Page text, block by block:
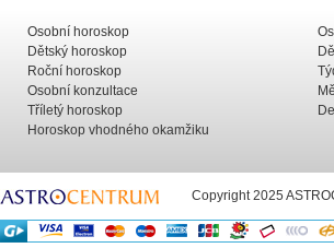
Osobní horoskop
Dětský horoskop
Roční horoskop
Osobní konzultace
Tříletý horoskop
Horoskop vhodného okamžiku
Copyright 2025